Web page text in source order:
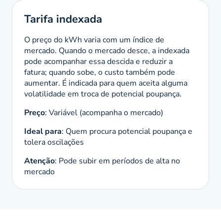
Tarifa indexada
O preço do kWh varia com um índice de
mercado. Quando o mercado desce, a indexada
pode acompanhar essa descida e reduzir a
fatura; quando sobe, o custo também pode
aumentar. É indicada para quem aceita alguma
volatilidade em troca de potencial poupança.
Preço: Variável (acompanha o mercado)
Ideal para: Quem procura potencial poupança e
tolera oscilações
Atenção: Pode subir em períodos de alta no
mercado